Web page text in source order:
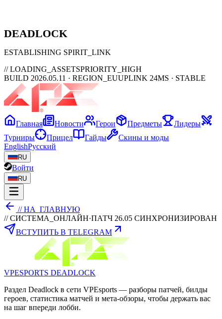
DEADLOCK
ESTABLISHING SPIRIT_LINK
// LOADING_ASSETSPRIORITY_HIGH
BUILD 2026.05.11 · REGION_EUUPLINK 24MS · STABLE
Главная Новости Герои Предметы
Лидеры
Турниры
Прицел Гайды
Скины и моды
EnglishРусский
RU
Войти
RU
// НА_ГЛАВНУЮ
// СИСТЕМА_ОНЛАЙН·ПАТЧ 26.05 СИНХРОНИЗИРОВАН
ВСТУПИТЬ В TELEGRAM
VPESPORTS DEADLOCK
Раздел Deadlock в сети VPEsports — разборы патчей, билды
героев, статистика матчей и мета-обзоры, чтобы держать вас
на шаг впереди лобби.